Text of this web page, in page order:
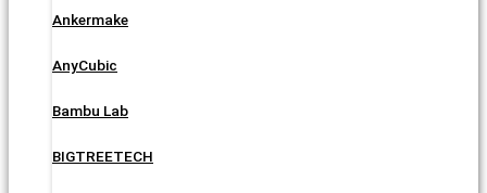
Ankermake
AnyCubic
Bambu Lab
BIGTREETECH